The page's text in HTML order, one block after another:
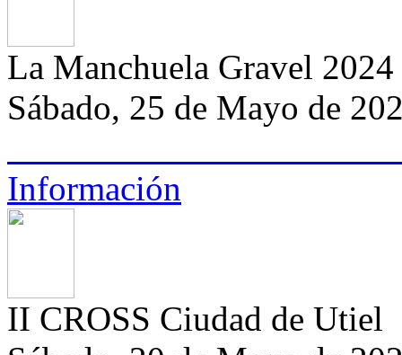
La Manchuela Gravel 2024
Sábado, 25 de Mayo de
Información
II CROSS Ciudad de Utiel